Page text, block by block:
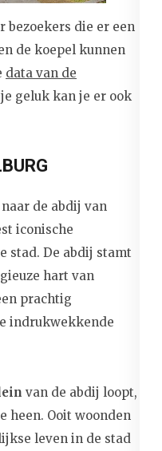
bezoekers die er een
de koepel kunnen
data van de
geluk kan je er ook
de abdij van
iconische
stad. De abdij stamt
hart van
prachtig
indrukwekkende
van de abdij loopt,
heen. Ooit woonden
leven in de stad